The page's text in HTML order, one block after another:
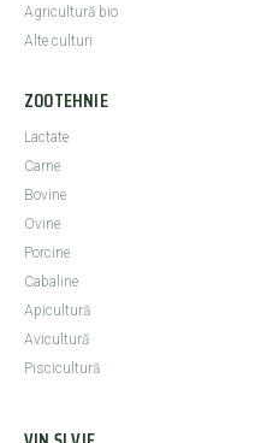
Agricultură bio
Alte culturi
ZOOTEHNIE
Lactate
Carne
Bovine
Ovine
Porcine
Cabaline
Apicultură
Avicultură
Piscicultură